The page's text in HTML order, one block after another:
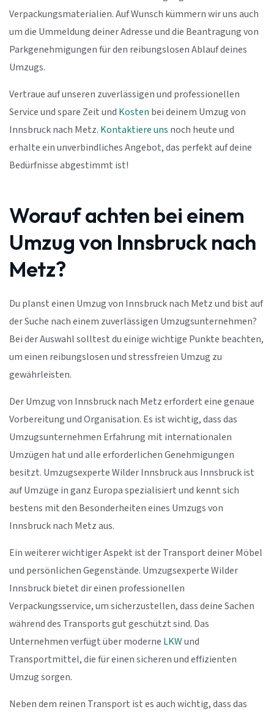
Verpackungsmaterialien. Auf Wunsch kümmern wir uns auch
um die Ummeldung deiner Adresse und die Beantragung von
Parkgenehmigungen für den reibungslosen Ablauf deines
Umzugs.
Vertraue auf unseren zuverlässigen und professionellen
Service und spare Zeit und Kosten bei deinem Umzug von
Innsbruck nach Metz. Kontaktiere uns noch heute und
erhalte ein unverbindliches Angebot, das perfekt auf deine
Bedürfnisse abgestimmt ist!
Worauf achten bei einem
Umzug von Innsbruck nach
Metz?
Du planst einen Umzug von Innsbruck nach Metz und bist auf
der Suche nach einem zuverlässigen Umzugsunternehmen?
Bei der Auswahl solltest du einige wichtige Punkte beachten,
um einen reibungslosen und stressfreien Umzug zu
gewährleisten.
Der Umzug von Innsbruck nach Metz erfordert eine genaue
Vorbereitung und Organisation. Es ist wichtig, dass das
Umzugsunternehmen Erfahrung mit internationalen
Umzügen hat und alle erforderlichen Genehmigungen
besitzt. Umzugsexperte Wilder Innsbruck aus Innsbruck ist
auf Umzüge in ganz Europa spezialisiert und kennt sich
bestens mit den Besonderheiten eines Umzugs von
Innsbruck nach Metz aus.
Ein weiterer wichtiger Aspekt ist der Transport deiner Möbel
und persönlichen Gegenstände. Umzugsexperte Wilder
Innsbruck bietet dir einen professionellen
Verpackungsservice, um sicherzustellen, dass deine Sachen
während des Transports gut geschützt sind. Das
Unternehmen verfügt über moderne LKWund
Transportmittel, die für einen sicheren und effizienten
Umzug sorgen.
Neben dem reinen Transport ist es auch wichtig, dass das